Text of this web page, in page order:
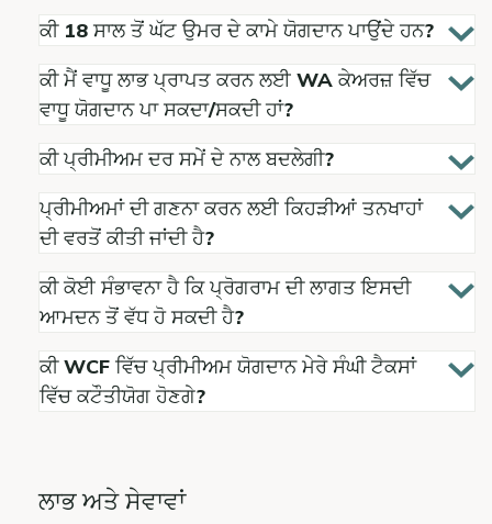
ਕੀ 18 ਸਾਲ ਤੋਂ ਘੱਟ ਉਮਰ ਦੇ ਕਾਮੇ ਯੋਗਦਾਨ ਪਾਉਂਦੇ ਹਨ?
ਕੀ ਮੈਂ ਵਾਧੂ ਲਾਭ ਪ੍ਰਾਪਤ ਕਰਨ ਲਈ WA ਕੇਅਰਜ਼ ਵਿੱਚ
ਵਾਧੂ ਯੋਗਦਾਨ ਪਾ ਸਕਦਾ/ਸਕਦੀ ਹਾਂ?
ਕੀ ਪ੍ਰੀਮੀਅਮ ਦਰ ਸਮੇਂ ਦੇ ਨਾਲ ਬਦਲੇਗੀ?
ਪ੍ਰੀਮੀਅਮਾਂ ਦੀ ਗਣਨਾ ਕਰਨ ਲਈ ਕਿਹੜੀਆਂ ਤਨਖਾਹਾਂ
ਦੀ ਵਰਤੋਂ ਕੀਤੀ ਜਾਂਦੀ ਹੈ?
ਕੀ ਕੋਈ ਸੰਭਾਵਨਾ ਹੈ ਕਿ ਪ੍ਰੋਗਰਾਮ ਦੀ ਲਾਗਤ ਇਸਦੀ
ਆਮਦਨ ਤੋਂ ਵੱਧ ਹੋ ਸਕਦੀ ਹੈ?
ਕੀ WCF ਵਿੱਚ ਪ੍ਰੀਮੀਅਮ ਯੋਗਦਾਨ ਮੇਰੇ ਸੰਘੀ ਟੈਕਸਾਂ
ਵਿੱਚ ਕਟੌਤੀਯੋਗ ਹੋਣਗੇ?
ਲਾਭ ਅਤੇ ਸੇਵਾਵਾਂ